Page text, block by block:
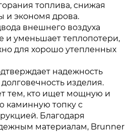
топлива, снижая
и экономя дрова.
внешнего воздуха
и уменьшает теплопотери,
для хорошо утепленных
надежность
изделия.
тем, кто ищет мощную и
каминную топку с
Благодаря
материалам, Brunner